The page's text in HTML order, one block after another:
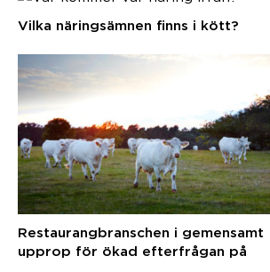
Vilka näringsämnen finns i kött?
Restaurangbranschen i gemensamt
upprop för ökad efterfrågan på